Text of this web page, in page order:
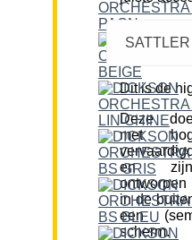
SATTLER
Dit is de
Deze
met
en zijn
in de
een
scherm.